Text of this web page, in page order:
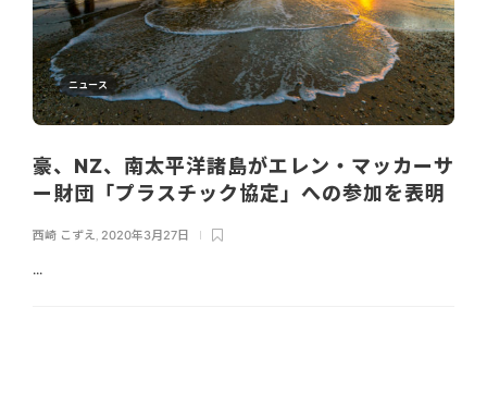
ニュース
豪、NZ、南太平洋諸島がエレン・マッカーサ
ー財団「プラスチック協定」への参加を表明
西崎 こずえ 2020年3月27日
...